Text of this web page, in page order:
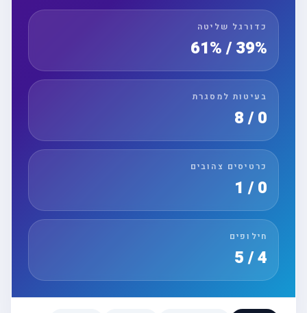
כדורגל שליטה
39% / 61%
בעיטות למסגרת
כרטיסים צהובים
חילופים